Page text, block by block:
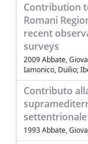
Contribution
Romani
recent
surveys
2009 Abbate,
Iamonico, Duilio;
Contributo
settentrionale
1993 Abbate,